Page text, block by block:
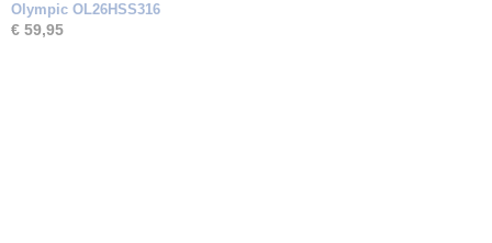
Olympic OL26HSS316
€ 59,95